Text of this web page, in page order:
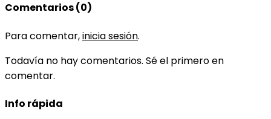
Comentarios (0)
Para comentar,inicia sesión.
Todavía no hay comentarios. Sé el primero en
comentar.
Info rápida